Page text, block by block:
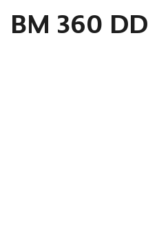
BM 360 DD